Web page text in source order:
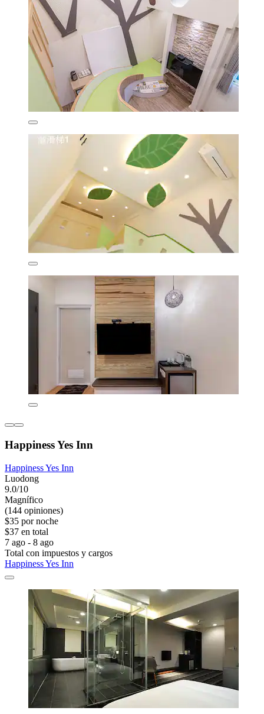
Happiness Yes Inn
Happiness Yes Inn
Luodong
9.0/10
Magnífico
(144 opiniones)
$35 por noche
$37 en total
7 ago - 8 ago
Total con impuestos y cargos
Happiness Yes Inn